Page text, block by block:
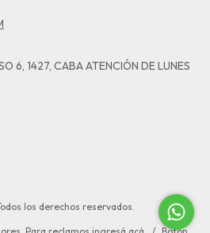
6, 1427, CABA ATENCIÓN DE LUNES
los derechos reservados.